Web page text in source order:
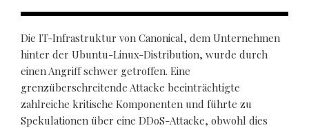
Die IT-Infrastruktur von Canonical, dem Unternehmen
hinter der Ubuntu-Linux-Distribution, wurde durch
einen Angriff schwer getroffen. Eine
grenzüberschreitende Attacke beeinträchtigte
zahlreiche kritische Komponenten und führte zu
Spekulationen über eine DDoS-Attacke, obwohl dies